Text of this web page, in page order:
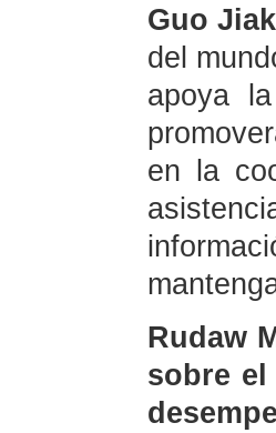
Guo
del
apoya
en la
Rudaw
sobre